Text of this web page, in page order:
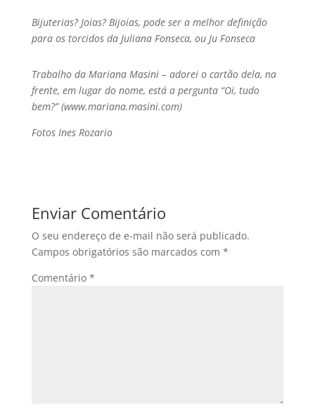
Bijuterias? Joias? Bijoias, pode ser a melhor definição
para os torcidos da Juliana Fonseca, ou Ju Fonseca
Trabalho da Mariana Masini – adorei o cartão dela, na
frente, em lugar do nome, está a pergunta “Oi, tudo
bem?” (www.mariana.masini.com)
Fotos Ines Rozario
Enviar Comentário
O seu endereço de e-mail não será publicado.
Campos obrigatórios são marcados com *
Comentário *